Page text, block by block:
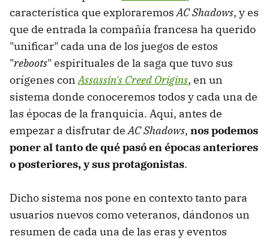
característica que exploraremosAC Shadows, y es
que de entrada la compañía francesa ha querido
"unificar" cada una de los juegos de estos
"reboots" espirituales de la saga que tuvo sus
orígenes conAssassin's Creed Origins, en un
sistema donde conoceremos todos y cada una de
las épocas de la franquicia. Aquí, antes de
empezar a disfrutar deAC Shadows, nos podemos
poner al tanto de qué pasó en épocas anteriores
o posteriores, y sus protagonistas.
Dicho sistema nos pone en contexto tanto para
usuarios nuevos como veteranos, dándonos un
resumen de cada una de las eras y eventos